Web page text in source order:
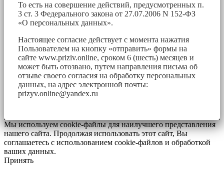
То есть на совершение действий, предусмотренных п.
3 ст. 3 Федерального закона от 27.07.2006 N 152-ФЗ
«О персональных данных».
Настоящее согласие действует с момента нажатия
Пользователем на кнопку «отправить» формы на
сайте www.priziv.online, сроком 6 (шесть) месяцев и
может быть отозвано, путем направления письма об
отзыве своего согласия на обработку персональных
данных, на адрес электронной почты:
prizyv.online@yandex.ru
Мы используем cookie-файлы для наилучшего представления
нашего сайта. Продолжая использовать этот сайт, Вы
соглашаетесь с использованием cookie-файлов и обработкой
ваших данных.
Принять